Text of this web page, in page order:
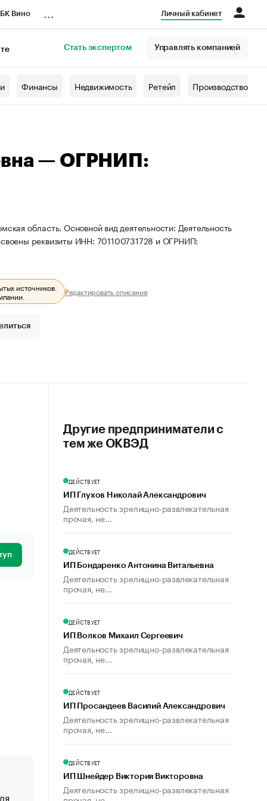
Вино Личный кабинет
Стать экспертом Управлять компанией
Финансы Недвижимость Ретейл Производство
— ОГРНИП:
область. Основной вид деятельности: Деятельность
реквизиты ИНН: 701100731728 и ОГРНИП:
источников.
Редактировать описание
«От спорта тело стареет иначе». Как живет глава
Другие предприниматели с
тем же ОКВЭД
ДЕЙСТВУЕТ
ИП Глухов Николай Александрович
Деятельность зрелищно-развлекательная
прочая, не...
ДЕЙСТВУЕТ
ИП Бондаренко Антонина Витальевна
Деятельность зрелищно-развлекательная
прочая, не...
ДЕЙСТВУЕТ
ИП Волков Михаил Сергеевич
Деятельность зрелищно-развлекательная
прочая, не...
ДЕЙСТВУЕТ
ИП Просандеев Василий Александрович
Деятельность зрелищно-развлекательная
прочая, не...
ДЕЙСТВУЕТ
ИП Шнейдер Виктория Викторовна
Деятельность зрелищно-развлекательная